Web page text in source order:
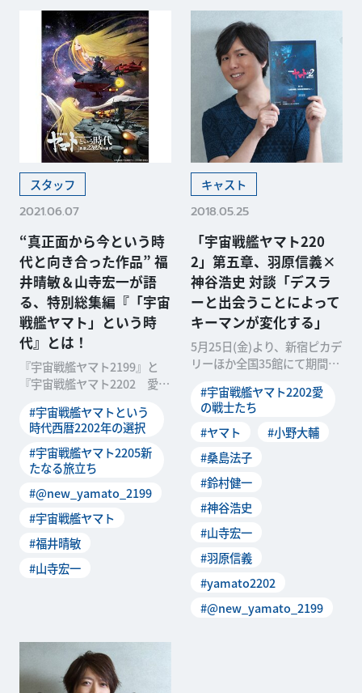
スタッフ
2021.06.07
“真正面から今という時
代と向き合った作品” 福
井晴敏＆山寺宏一が語
る、特別総集編『「宇宙
戦艦ヤマト」という時
代』とは！
『宇宙戦艦ヤマト2199』と
『宇宙戦艦ヤマト2202 愛の
たな切り口で再構
#宇宙戦艦ヤマトという
時代西暦2202年の選択
#宇宙戦艦ヤマト2205新
たなる旅立ち
#@new_yamato_2199
#宇宙戦艦ヤマト
#福井晴敏
#山寺宏一
キャスト
2018.05.25
「宇宙戦艦ヤマト220
2」第五章、羽原信義×
神谷浩史 対談「デスラ
ーと出会うことによって
キーマンが変化する」
5月25日(金)より、新宿ピカデ
リーほか全国35館にて期間限
戦艦ヤマト22
#宇宙戦艦ヤマト2202愛
の戦士たち
#ヤマト
#小野大輔
#桑島法子
#鈴村健一
#神谷浩史
#山寺宏一
#羽原信義
#yamato2202
#@new_yamato_2199